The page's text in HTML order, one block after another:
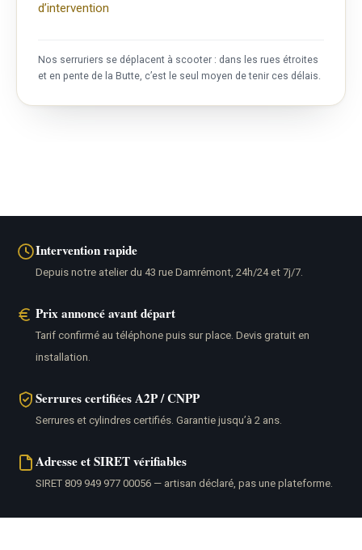
d’intervention
Nos serruriers se déplacent à scooter : dans les rues étroites
et en pente de la Butte, c’est le seul moyen de tenir ces délais.
Intervention rapide
Depuis notre atelier du 43 rue Damrémont, 24h/24 et 7j/7.
Prix annoncé avant départ
Tarif confirmé au téléphone puis sur place. Devis gratuit en
installation.
Serrures certifiées A2P / CNPP
Serrures et cylindres certifiés. Garantie jusqu’à 2 ans.
Adresse et SIRET vérifiables
SIRET 809 949 977 00056 — artisan déclaré, pas une plateforme.